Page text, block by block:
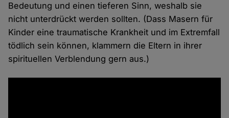
Bedeutung und einen tieferen Sinn, weshalb sie
nicht unterdrückt werden sollten. (Dass Masern für
Kinder eine traumatische Krankheit und im Extremfall
tödlich sein können, klammern die Eltern in ihrer
spirituellen Verblendung gern aus.)